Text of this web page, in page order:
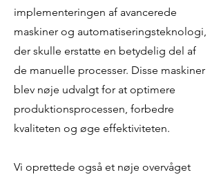
implementeringen af avancerede
maskiner og automatiseringsteknologi,
der skulle erstatte en betydelig del af
de manuelle processer. Disse maskiner
blev nøje udvalgt for at optimere
produktionsprocessen, forbedre
kvaliteten og øge effektiviteten.
Vi oprettede også et nøje overvåget